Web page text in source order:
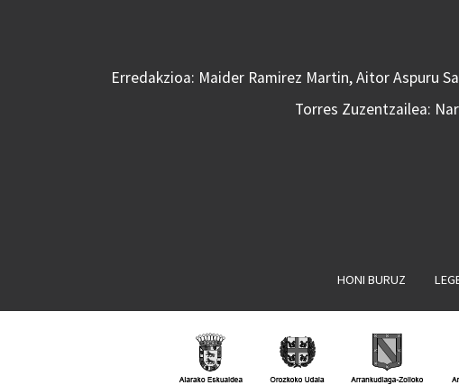
Erredakzioa: Maider Ramirez Martin, Aitor Aspuru
Torres Zuzentzailea:
HONI BURUZ